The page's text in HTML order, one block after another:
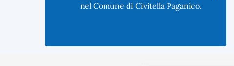
nel Comune di Civitella Paganico.